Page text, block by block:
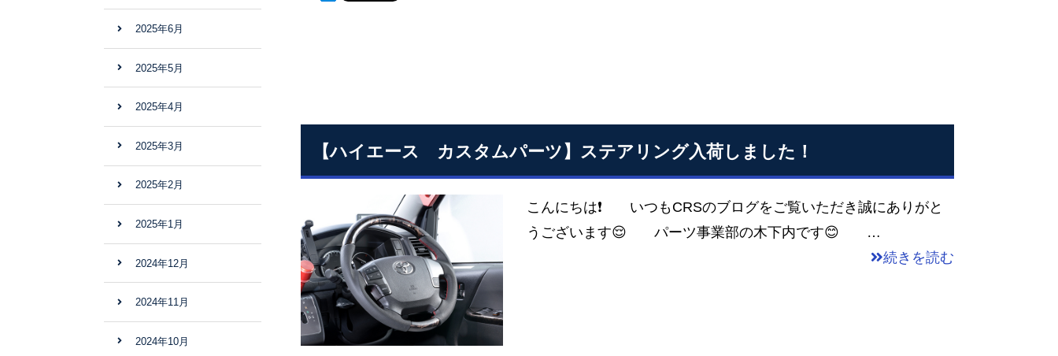
【ハイエース カスタムパーツ】ステアリング入荷しました！
こんにちは❗ いつもCRSのブログをご覧いただき誠にありがと
うございます😌 パーツ事業部の木下内です😊 …
続きを読む
2025年6月
2025年5月
2025年4月
2025年3月
2025年2月
2025年1月
2024年12月
2024年11月
2024年10月